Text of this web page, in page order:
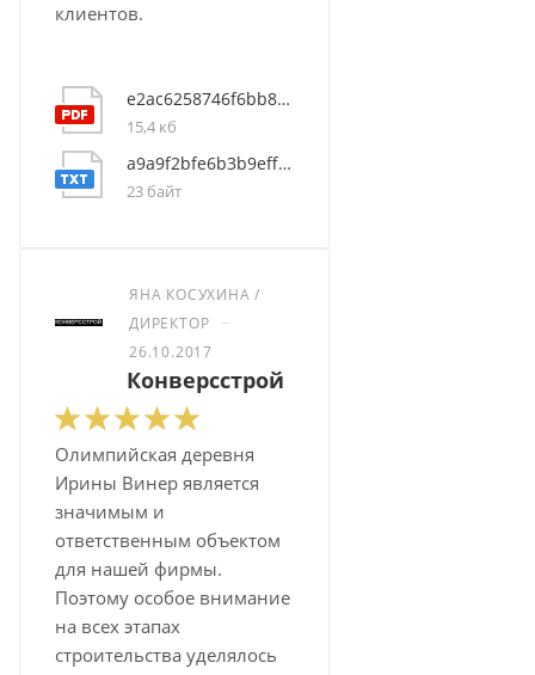
клиентов.
e2ac6258746f6bb8b9cc78b77cf9d3e7
15,4 кб
a9a9f2bfe6b3b9eff61ed974668d7f0e
23 байт
ЯНА КОСУХИНА /
ДИРЕКТОР
–
26.10.2017
Конверсстрой
Олимпийская деревня
Ирины Винер является
значимым и
ответственным объектом
для нашей фирмы.
Поэтому особое внимание
на всех этапах
строительства уделялось